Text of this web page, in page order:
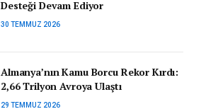
Desteği Devam Ediyor
30 TEMMUZ 2026
Almanya’nın Kamu Borcu Rekor Kırdı:
2,66 Trilyon Avroya Ulaştı
29 TEMMUZ 2026